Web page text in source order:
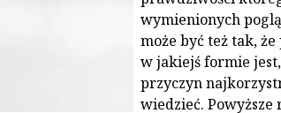
wymienionych
może być też tak, że
w jakiejś formie
przyczyn
wiedzieć. Powyższe